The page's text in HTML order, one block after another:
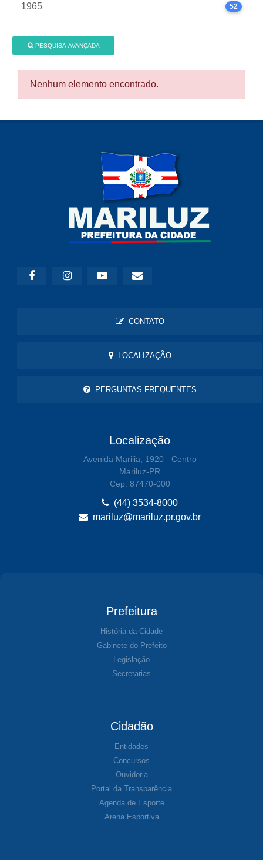
1965 52
PESQUISA AVANÇADA
Nenhum elemento encontrado.
CONTATO
LOCALIZAÇÃO
PERGUNTAS FREQUENTES
Localização
Avenida Marilia, 1920 - Centro
Mariluz-PR
Cep: 87470-000
(44) 3534-8000
mariluz@mariluz.pr.gov.br
Prefeitura
História da Cidade
Gabinete do Prefeito
Legislação
Secretarias
Cidadão
Entidades
Concursos
Ouvidoria
Portal da Transparência
Agenda de Esporte
Arena Esportiva